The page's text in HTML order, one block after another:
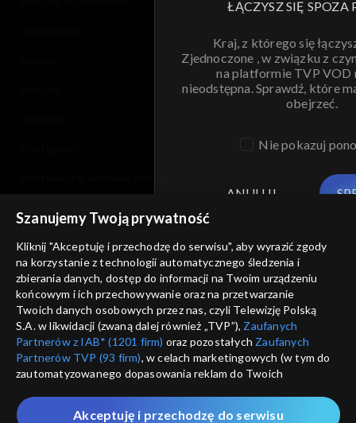
ŁĄCZYSZ SIĘ SPOZA
Kraj, z którego się
Zjednoczone , w związku z
na platformie TVP VOD
nieodstępna. Sprawdź, które
obejrzeć.
Nie pokazuj
ANULUJ
Szanujemy Twoją prywatność
Kliknij "Akceptuję i przechodzę do serwisu", aby wyrazić zgody
na korzystanie z technologii automatycznego śledzenia i
zbierania danych, dostęp do informacji na Twoim urządzeniu
końcowym i ich przechowywanie oraz na przetwarzanie
Twoich danych osobowych przez nas, czyli Telewizję Polską
S.A. w likwidacji (zwaną dalej również „TVP”), Zaufanych
Partnerów z IAB* (1201 firm) oraz pozostałych Zaufanych
Partnerów TVP (93 firm), w celach marketingowych (w tym do
zautomatyzowanego dopasowania reklam do Twoich
które wskazujemy poniżej, a także zgody na udostępnianie
Akceptuję i przechodzę do serwisu